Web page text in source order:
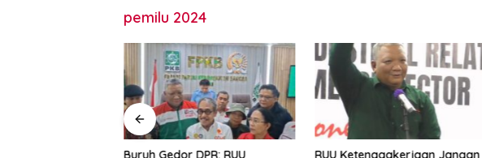
pemilu 2024
Buruh Gedor DPR: RUU
RUU Ketenagakerjaan Jangan